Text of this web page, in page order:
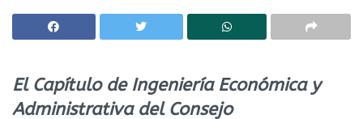
El Capítulo de Ingeniería Económica y
Administrativa del Consejo